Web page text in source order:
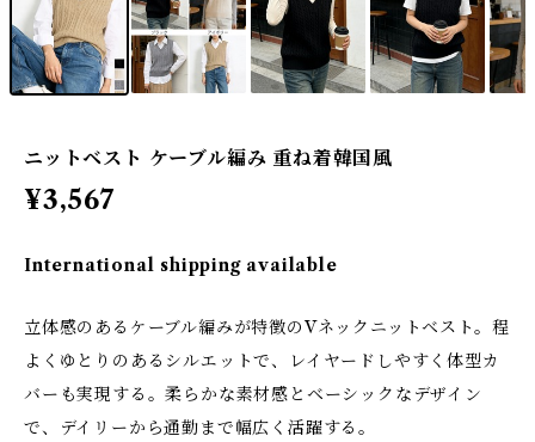
ニットベスト ケーブル編み 重ね着韓国風
¥3,567
International shipping available
立体感のあるケーブル編みが特徴のVネックニットベスト。程
よくゆとりのあるシルエットで、レイヤードしやすく体型カ
バーも実現する。柔らかな素材感とベーシックなデザイン
で、デイリーから通勤まで幅広く活躍する。